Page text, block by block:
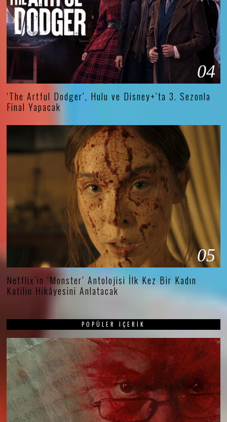
04
‘The Artful Dodger’, Hulu ve Disney+’ta 3. Sezonla
Final Yapacak
05
Netflix’in ‘Monster’ Antolojisi İlk Kez Bir Kadın
Katilin Hikâyesini Anlatacak
POPÜLER İÇERIK